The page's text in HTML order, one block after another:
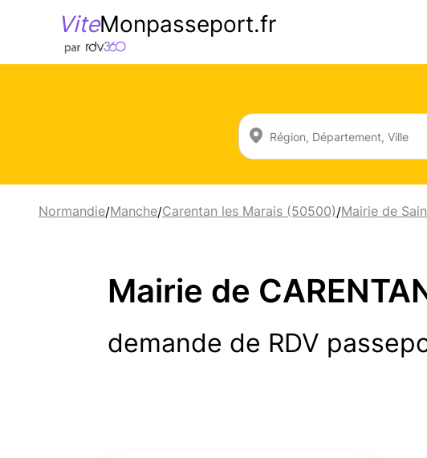
ViteMonpasseport.fr
Normandie/Manche/Carentan les Marais (50500)/Mairie de
Mairie de
demande de RDV